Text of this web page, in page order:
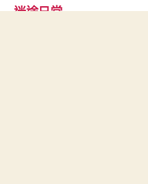
迷途日常